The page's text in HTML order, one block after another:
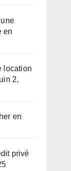
en
location
2,
en
privé